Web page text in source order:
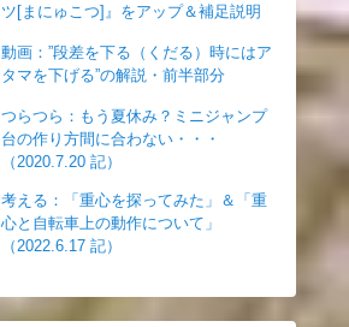
ツ[まにゅこつ]』をアップ＆補足説明
動画：”段差を下る（くだる）時にはア
タマを下げる”の解説・前半部分
つらつら：もう夏休み？ミニジャンプ
台の作り方間に合わない・・・
（2020.7.20 記）
考える：「重心を探ってみた」＆「重
心と自転車上の動作について」
（2022.6.17 記）